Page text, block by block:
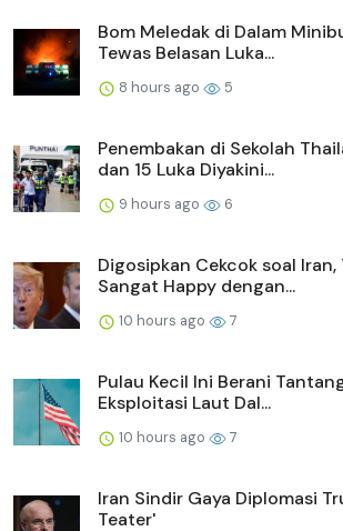
Bom Meledak di Dalam
Tewas Belasan Luka...
8 hours ago 5
Penembakan di Sekolah
dan 15 Luka Diyakini...
9 hours ago 6
Digosipkan Cekcok soal Iran,
Sangat Happy dengan...
10 hours ago 7
Pulau Kecil Ini Berani
Eksploitasi Laut Dal...
10 hours ago 7
Iran Sindir Gaya Diplomasi
Teater'